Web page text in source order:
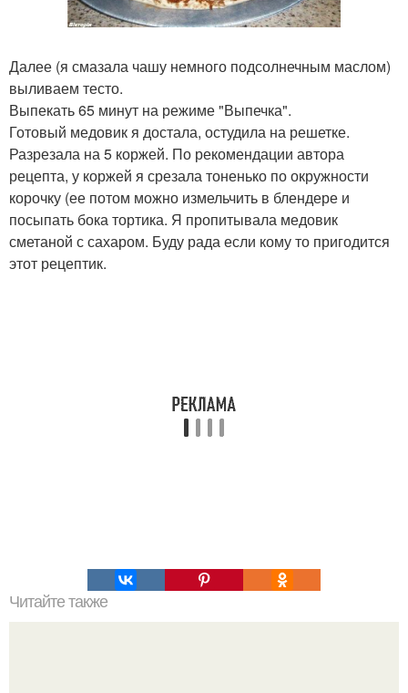
Далее (я смазала чашу немного подсолнечным маслом)
выливаем тесто.
Выпекать 65 минут на режиме "Выпечка".
Готовый медовик я достала, остудила на решетке.
Разрезала на 5 коржей. По рекомендации автора
рецепта, у коржей я срезала тоненько по окружности
корочку (ее потом можно измельчить в блендере и
посыпать бока тортика. Я пропитывала медовик
сметаной с сахаром. Буду рада если кому то пригодится
этот рецептик.
Читайте также